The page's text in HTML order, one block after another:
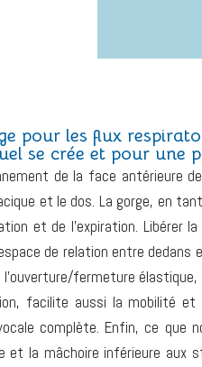
pour les flux
se crée et pour une
de la face antérieure
et le dos. La gorge, en
et de l’expiration.
de relation entre dedans
fermeture
facilite aussi la mobilité
complète. Enfin, ce que
la mâchoire inférieure aux